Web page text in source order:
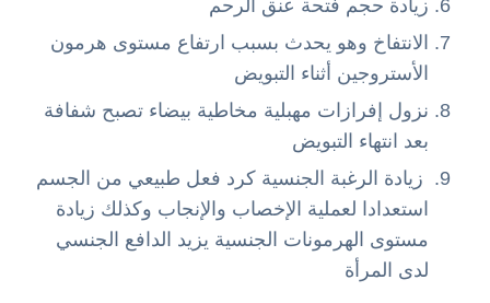
زيادة حجم فتحة عنق الرحم
الانتفاخ وهو يحدث بسبب ارتفاع مستوى هرمون
الأستروجين أثناء التبويض
نزول إفرازات مهبلية مخاطية بيضاء تصبح شفافة
بعد انتهاء التبويض
زيادة الرغبة الجنسية كرد فعل طبيعي من الجسم
استعدادا لعملية الإخصاب والإنجاب وكذلك زيادة
مستوى الهرمونات الجنسية يزيد الدافع الجنسي
لدى المرأة